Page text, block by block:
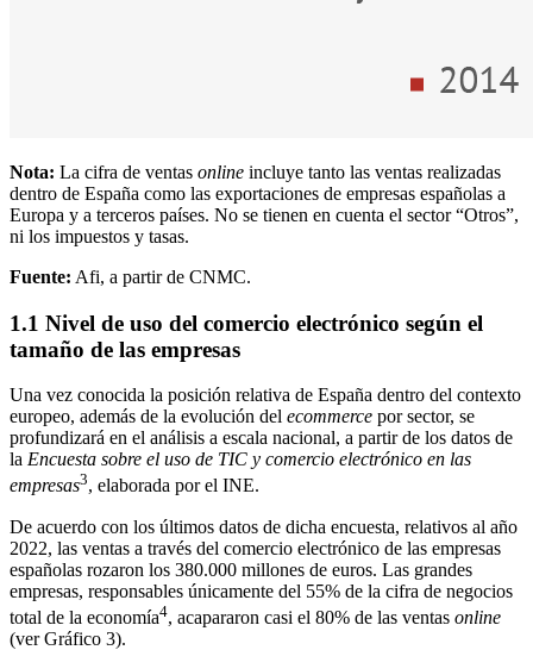
Nota: La cifra de ventas online incluye tanto las ventas realizadas
dentro de España como las exportaciones de empresas españolas a
Europa y a terceros países. No se tienen en cuenta el sector “Otros”,
ni los impuestos y tasas.
Fuente: Afi, a partir de CNMC.
1.1 Nivel de uso del comercio electrónico según el
tamaño de las empresas
Una vez conocida la posición relativa de España dentro del contexto
europeo, además de la evolución del ecommerce por sector, se
profundizará en el análisis a escala nacional, a partir de los datos de
la Encuesta sobre el uso de TIC y comercio electrónico en las
empresas3, elaborada por el INE.
De acuerdo con los últimos datos de dicha encuesta, relativos al año
2022, las ventas a través del comercio electrónico de las empresas
españolas rozaron los 380.000 millones de euros. Las grandes
empresas, responsables únicamente del 55% de la cifra de negocios
total de la economía4, acapararon casi el 80% de las ventas online
(ver Gráfico 3).